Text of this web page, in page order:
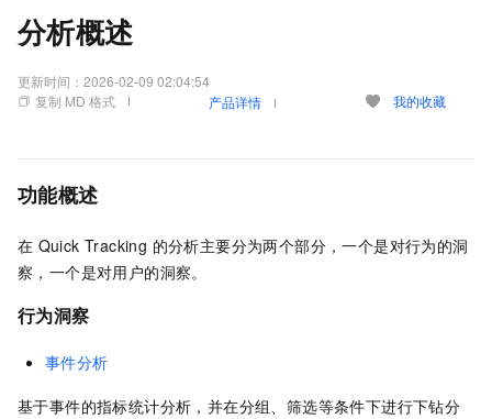
分析概述
更新时间： 2026-02-09 02:04:54
复制 MD 格式
产品详情 我的收藏
功能概述
在 Quick Tracking 的分析主要分为两个部分，一个是对行为的洞
察，一个是对用户的洞察。
行为洞察
事件分析
基于事件的指标统计分析，并在分组、筛选等条件下进行下钻分